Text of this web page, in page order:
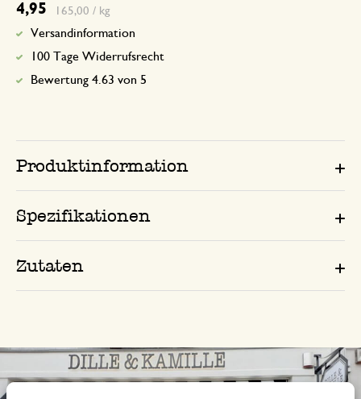
4,95 165,00 / kg
Versandinformation
100 Tage Widerrufsrecht
Bewertung 4.63 von 5
Produktinformation
Spezifikationen
Zutaten